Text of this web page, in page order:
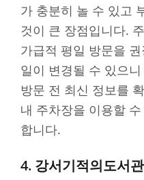
가 충분히 놀 수 있고
것이 큰 장점입니다.
가급적 평일 방문을
일이 변경될 수 있으
방문 전 최신 정보를
내 주차장을 이용할
합니다.
4. 강서기적의도서관